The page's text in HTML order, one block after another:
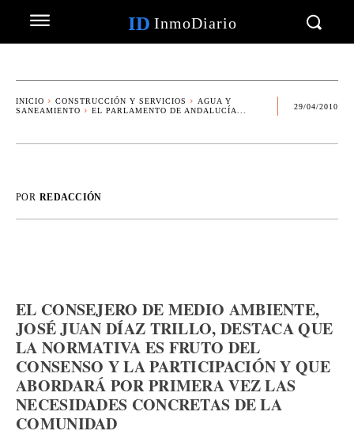
ID InmoDiario
INICIO CONSTRUCCIÓN Y SERVICIOS
AGUA Y
SANEAMIENTO
EL PARLAMENTO DE ANDALUCÍA...
29/04/2010
POR REDACCIÓN
EL CONSEJERO DE MEDIO AMBIENTE,
JOSÉ JUAN DÍAZ TRILLO, DESTACA QUE
LA NORMATIVA ES FRUTO DEL
CONSENSO Y LA PARTICIPACIÓN Y QUE
ABORDARÁ POR PRIMERA VEZ LAS
NECESIDADES CONCRETAS DE LA
COMUNIDAD